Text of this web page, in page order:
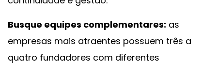
Busque equipes complementares: as
empresas mais atraentes possuem três a
quatro fundadores com diferentes